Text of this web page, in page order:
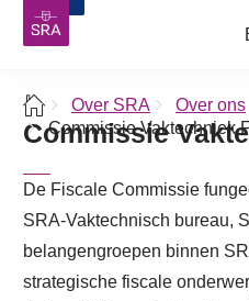
Over SRA Over ons
Commissie Vaktechniek
Commissie
De Fiscale Commissie
SRA-Vaktechnisch bureau,
belangengroepen binnen
strategische fiscale